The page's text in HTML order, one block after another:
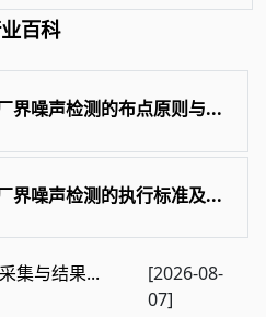
百科
界噪声检测的布点原则与...
界噪声检测的执行标准及...
集与结果...
[2026-08-
07]